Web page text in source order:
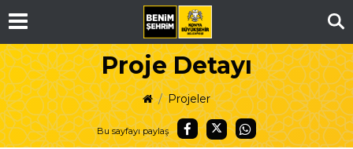
Proje Detayı
Projeler
Bu sayfayı paylaş